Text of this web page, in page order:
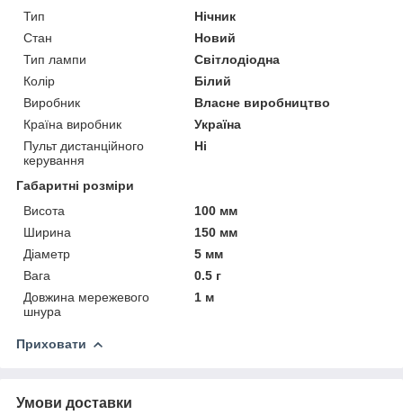
Тип
Нічник
Стан
Новий
Тип лампи
Світлодіодна
Колір
Білий
Виробник
Власне виробництво
Країна виробник
Україна
Пульт дистанційного
керування
Ні
Габаритні розміри
Висота
100 мм
Ширина
150 мм
Діаметр
5 мм
Вага
0.5 г
Довжина мережевого
шнура
1 м
Приховати
Умови доставки